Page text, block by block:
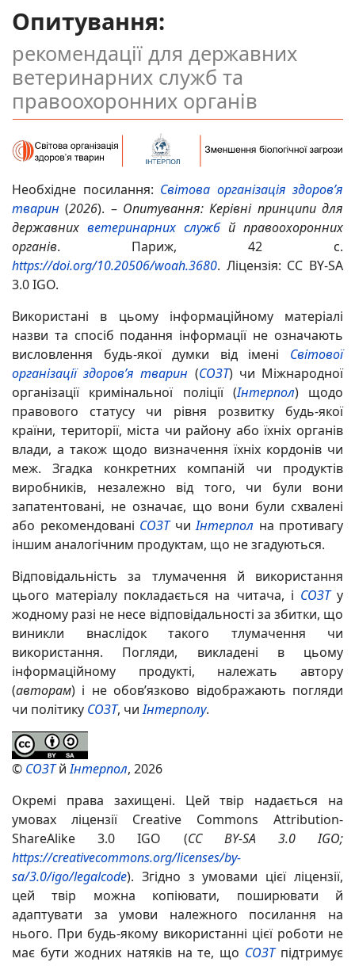
Опитування:
рекомендації для державних
ветеринарних служб та
правоохоронних органів
Необхідне посилання: Світова організація здоров’я
тварин (2026). – Опитування: Керівні принципи для
державних ветеринарних службй правоохоронних
органів. Париж, 42 с.
https://doi.org/10.20506/woah.3680. Ліцензія: CC BY-SA
3.0 IGO.
Використані в цьому інформаційному матеріалі
назви та спосіб подання інформації не означають
висловлення будь-якої думки від імені Світової
організації здоров’я тварин (СОЗТ) чи Міжнародної
організації кримінальної поліції (Інтерпол) щодо
правового статусу чи рівня розвитку будь-якої
країни, території, міста чи району або їхніх органів
влади, а також щодо визначення їхніх кордонів чи
меж. Згадка конкретних компаній чи продуктів
виробників, незалежно від того, чи були вони
запатентовані, не означає, що вони були схвалені
або рекомендовані СОЗТчиІнтерпол на противагу
іншим аналогічним продуктам, що не згадуються.
Відповідальність за тлумачення й використання
цього матеріалу покладається на читача, і СОЗТу
жодному разі не несе відповідальності за збитки, що
виникли внаслідок такого тлумачення чи
використання. Погляди, викладені в цьому
інформаційному продукті, належать автору
(авторам) і не обов’язково відображають погляди
чи політику СОЗТ, чиІнтерполу.
© СОЗТйІнтерпол, 2026
Окремі права захищені. Цей твір надається на
умовах ліцензії Creative Commons Attribution-
ShareAlike 3.0 IGO (CC BY-SA 3.0 IGO;
https://creativecommons.org/licenses/by-
sa/3.0/igo/legalcode). Згідно з умовами цієї ліцензії,
цей твір можна копіювати, поширювати й
адаптувати за умови належного посилання на
нього. При будь-якому використанні цієї роботи не
має бути жодних натяків на те, що СОЗТпідтримує